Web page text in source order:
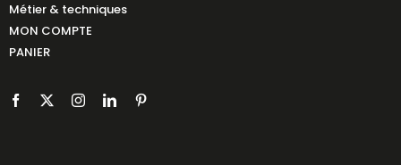
Métier & techniques
MON COMPTE
PANIER